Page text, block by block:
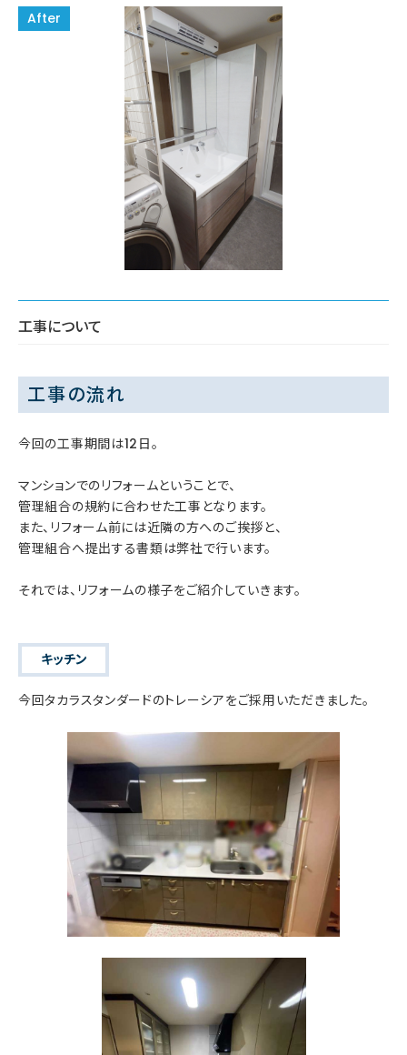
工事について
工事の流れ
今回の工事期間は12日。
マンションでのリフォームということで、
管理組合の規約に合わせた工事となります。
また、リフォーム前には近隣の方へのご挨拶と、
管理組合へ提出する書類は弊社で行います。
それでは、リフォームの様子をご紹介していきます。
キッチン
今回タカラスタンダードのトレーシアをご採用いただきました。